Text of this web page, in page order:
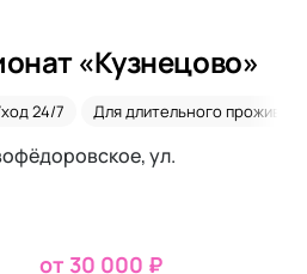
«Кузнецово»
24/7 Для длительного
ул.
от 30 000 ₽